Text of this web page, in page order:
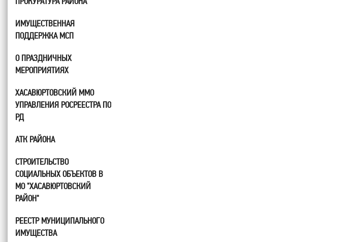
ИМУЩЕСТВЕННАЯ
ПОДДЕРЖКА МСП
О ПРАЗДНИЧНЫХ
МЕРОПРИЯТИЯХ
ХАСАВЮРТОВСКИЙ ММО
УПРАВЛЕНИЯ РОСРЕЕСТРА ПО
РД
АТК РАЙОНА
СТРОИТЕЛЬСТВО
СОЦИАЛЬНЫХ ОБЪЕКТОВ В
МО "ХАСАВЮРТОВСКИЙ
РАЙОН"
РЕЕСТР МУНИЦИПАЛЬНОГО
ИМУЩЕСТВА